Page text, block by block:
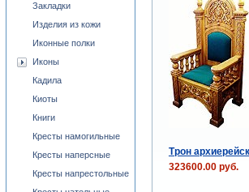
Трон
323600.00 руб.
Закладки
Изделия из кожи
Иконные полки
Иконы
Кадила
Киоты
Книги
Кресты намогильные
Кресты наперсные
Кресты напрестольные